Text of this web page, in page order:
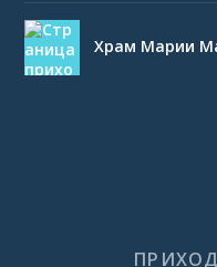
Храм Марии